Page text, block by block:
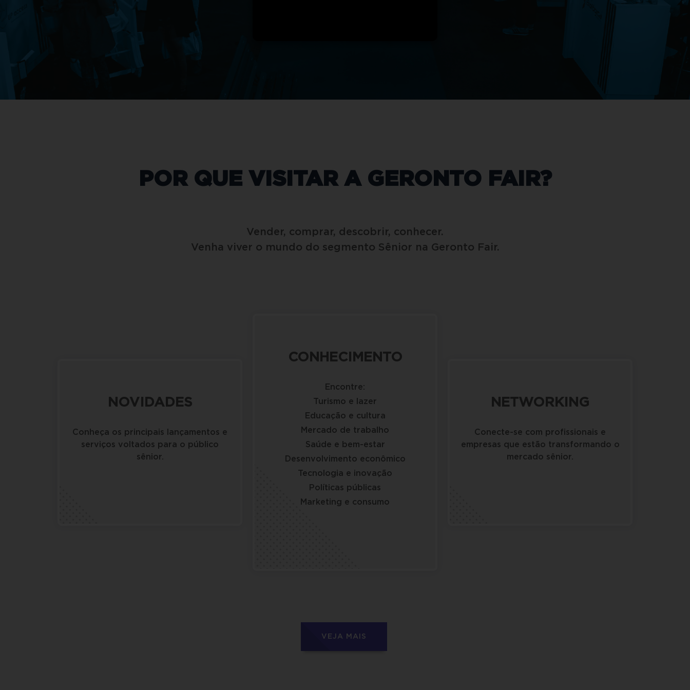
POR QUE VISITAR A GERONTO FAIR?
Vender, comprar, descobrir, conhecer.
Venha viver o mundo do segmento Sênior na Geronto Fair.
NOVIDADES
Conheça os principais lançamentos e
serviços voltados para o público
sênior.
CONHECIMENTO
Encontre:
Turismo e lazer
Educação e cultura
Mercado de trabalho
Saúde e bem-estar
Desenvolvimento econômico
Tecnologia e inovação
Políticas públicas
Marketing e consumo
NETWORKING
Conecte-se com profissionais e
empresas que estão transformando o
mercado sênior.
VEJA MAIS